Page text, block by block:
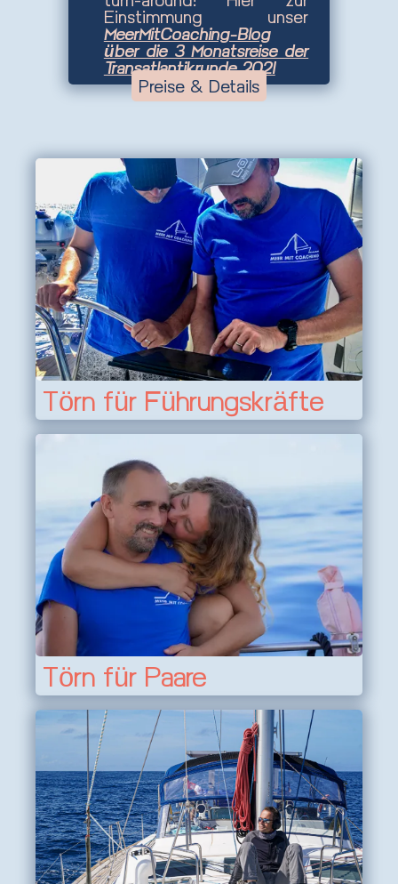
Einstimmung unser
MeerMitCoaching-Blog
über die 3 Monatsreise der
Transatlantikrunde 2021
Preise & Details
Törn für Führungskräfte
Törn für Paare